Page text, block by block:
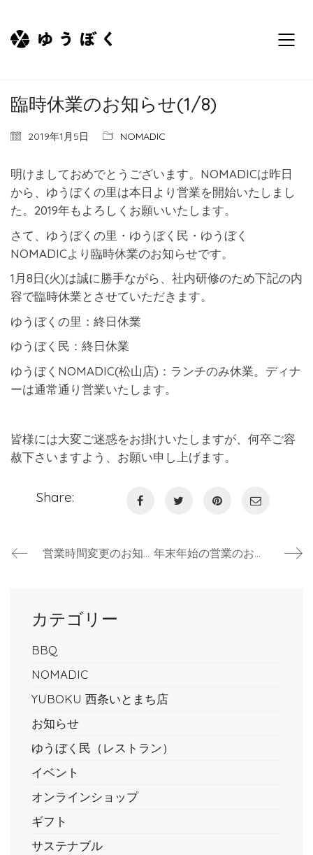
臨時休業のお知らせ(1/8)
2019年1月5日 NOMADIC
明けましておめでとうございます。NOMADICは昨日
から、ゆうぼくの里は本日より営業を開始いたしまし
た。2019年もよろしくお願いいたします。
さて、ゆうぼくの里・ゆうぼく民・ゆうぼく
NOMADICより臨時休業のお知らせです。
1月8日(火)は誠に勝手ながら、社内研修のため下記の内
容で臨時休業とさせていただきます。
ゆうぼくの里：終日休業
ゆうぼく民：終日休業
ゆうぼくNOMADIC(松山店)：ランチのみ休業。ディナ
ーは通常通り営業いたします。
皆様には大変ご迷惑をお掛けいたしますが、何卒ご容
赦下さいますよう、お願い申し上げます。
Share:
営業時間変更のお知らせ 年末年始の営業のお知らせ
カテゴリー
BBQ
NOMADIC
YUBOKU 西条いとまち店
お知らせ
ゆうぼく民（レストラン）
イベント
オンラインショップ
ギフト
サステナブル